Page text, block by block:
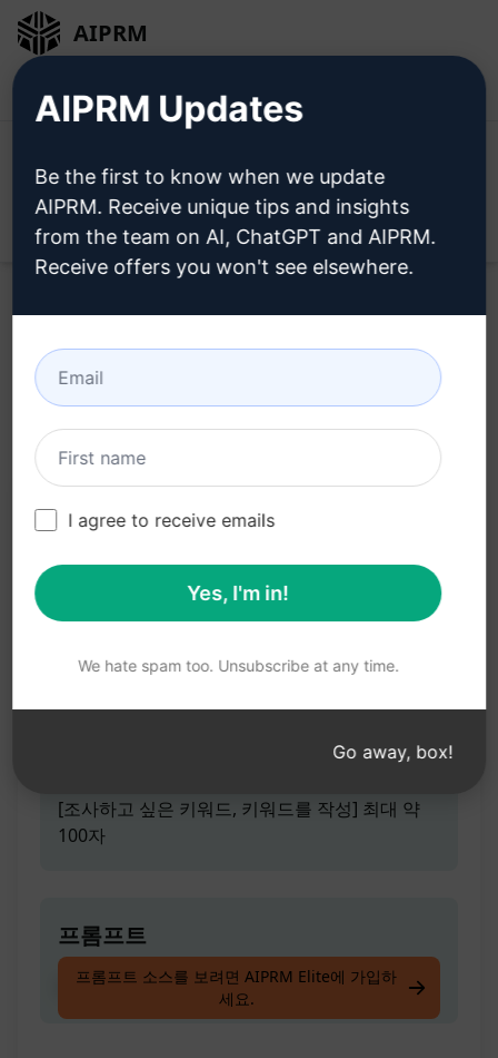
AIPRM
Home / AI 프롬프트 / SEO Prompts / Research Prompts
키워드 연구
1,265
0 705
키워드 연구
YouTube 동영상을 위한 키워드 조사
[조사하고 싶은 키워드, 키워드를 작성] 최대 약
100자
프롬프트
YouTube 동영상을 위한 키워드 조사
프롬프트 소스를 보려면 AIPRM Elite에 가입하
세요.
AIPRM Updates
Be the first to know when we update
AIPRM. Receive unique tips and insights
from the team on AI, ChatGPT and AIPRM.
Receive offers you won't see elsewhere.
I agree to receive emails
Yes, I'm in!
We hate spam too. Unsubscribe at any time.
Go away, box!